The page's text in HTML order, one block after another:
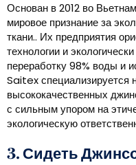
Основан в 2012 во
мировое признание за
ткани.. Их предприятия
технологии и
переработку 98% воды и
Saitex специализируется
высококачественных
с сильным упором на
экологическую
3. Сидеть